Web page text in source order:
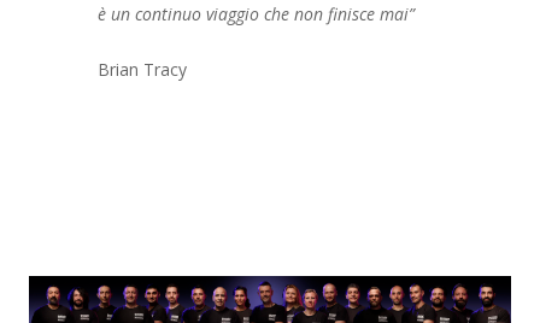
è un continuo viaggio che non finisce mai”
Brian Tracy